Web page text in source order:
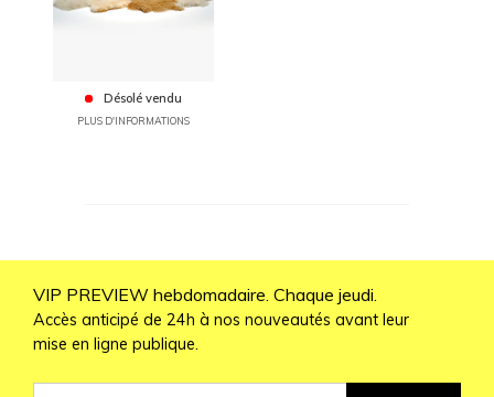
Désolé vendu
PLUS D'INFORMATIONS
VIP PREVIEW hebdomadaire. Chaque jeudi.
Accès anticipé de 24h à nos nouveautés avant leur
mise en ligne publique.